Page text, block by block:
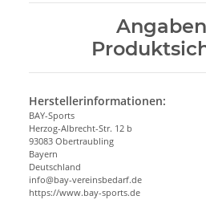
Herstellerinformationen:
BAY-Sports
Herzog-Albrecht-Str. 12 b
93083 Obertraubling
Bayern
Deutschland
info@bay-vereinsbedarf.de
https://www.bay-sports.de